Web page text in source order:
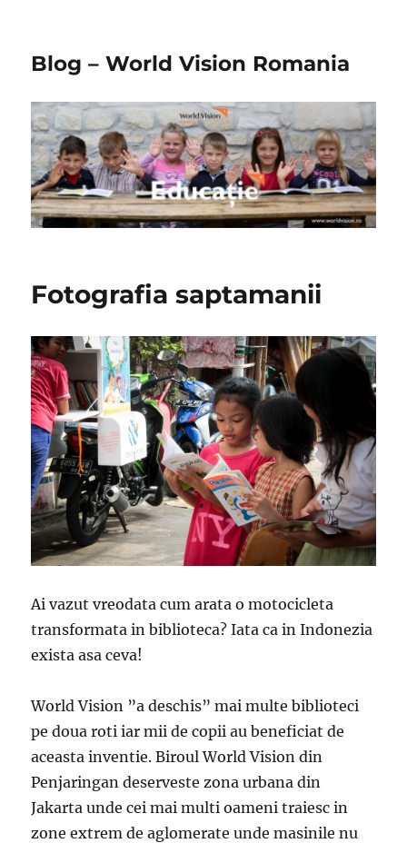
Blog – World Vision Romania
Fotografia saptamanii
Ai vazut vreodata cum arata o motocicleta
transformata in biblioteca? Iata ca in Indonezia
exista asa ceva!
World Vision ”a deschis” mai multe biblioteci
pe doua roti iar mii de copii au beneficiat de
aceasta inventie. Biroul World Vision din
Penjaringan deserveste zona urbana din
Jakarta unde cei mai multi oameni traiesc in
zone extrem de aglomerate unde masinile nu